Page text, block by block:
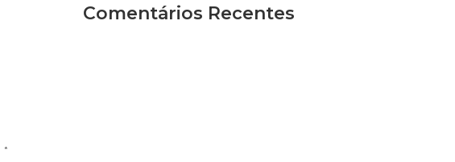
*
Comentários Recentes